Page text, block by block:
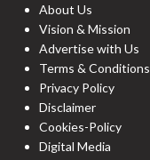
About Us
Vision & Mission
Advertise with Us
Terms & Conditions
Privacy Policy
Disclaimer
Cookies-Policy
Digital Media